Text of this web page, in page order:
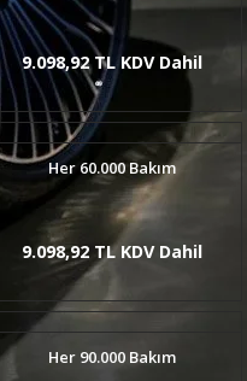
9.098,92 TL KDV Dahil
Her 60.000 Bakım
9.098,92 TL KDV Dahil
Her 90.000 Bakım